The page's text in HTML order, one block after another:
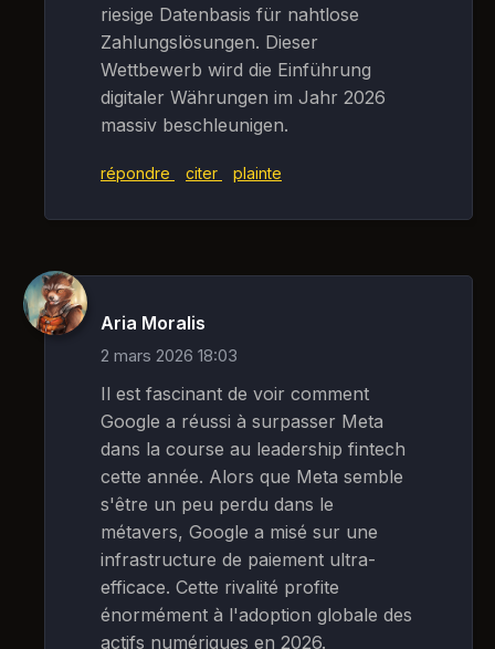
riesige Datenbasis für nahtlose
Zahlungslösungen. Dieser
Wettbewerb wird die Einführung
digitaler Währungen im Jahr 2026
massiv beschleunigen.
répondre citer plainte
Aria Moralis
2 mars 2026 18:03
Il est fascinant de voir comment
Google a réussi à surpasser Meta
dans la course au leadership fintech
cette année. Alors que Meta semble
s'être un peu perdu dans le
métavers, Google a misé sur une
infrastructure de paiement ultra-
efficace. Cette rivalité profite
énormément à l'adoption globale des
actifs numériques en 2026.